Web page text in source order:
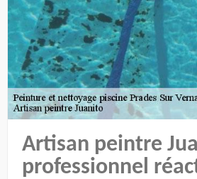
Artisan peintre
professionnel